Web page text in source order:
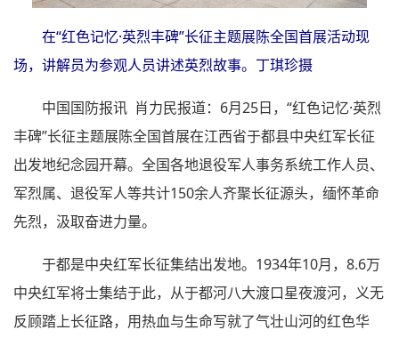
在“红色记忆·英烈丰碑”长征主题展陈全国首展活动现
场，讲解员为参观人员讲述英烈故事。丁琪珍摄
中国国防报讯 肖力民报道：6月25日，“红色记忆·英烈
丰碑”长征主题展陈全国首展在江西省于都县中央红军长征
出发地纪念园开幕。全国各地退役军人事务系统工作人员、
军烈属、退役军人等共计150余人齐聚长征源头，缅怀革命
先烈，汲取奋进力量。
于都是中央红军长征集结出发地。1934年10月，8.6万
中央红军将士集结于此，从于都河八大渡口星夜渡河，义无
反顾踏上长征路，用热血与生命写就了气壮山河的红色华